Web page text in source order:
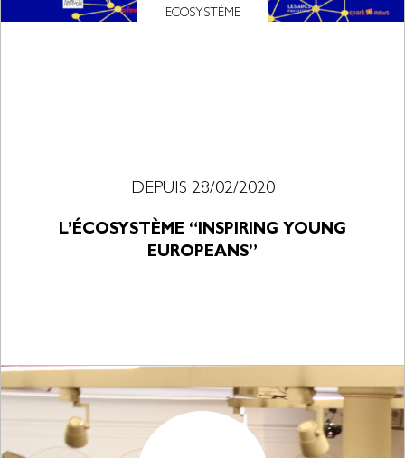
ECOSYSTÈME
DEPUIS 28/02/2020
L’ÉCOSYSTÈME “INSPIRING YOUNG
EUROPEANS”